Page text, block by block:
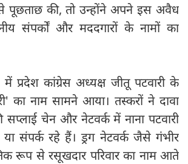
पूछताछ की, तो उन्होंने अपने इस अवैध
संपर्कों और मददगारों के नामों का
प्रदेश कांग्रेस अध्यक्ष जीतू पटवारी के
का नाम सामने आया। तस्करों ने दावा
सप्लाई चेन और नेटवर्क में नाना पटवारी
संपर्क रहे हैं। ड्रग नेटवर्क जैसे गंभीर
रूप से रसूखदार परिवार का नाम आते